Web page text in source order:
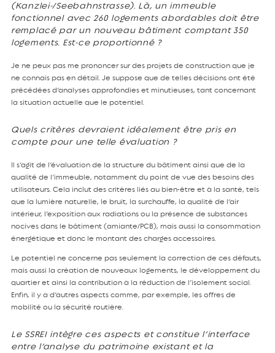
(Kanzlei-/Seebahnstrasse). Là, un immeuble
fonctionnel avec 260 logements abordables doit être
remplacé par un nouveau bâtiment comptant 350
logements. Est-ce proportionné ?
Je ne peux pas me prononcer sur des projets de construction que je
ne connais pas en détail. Je suppose que de telles décisions ont été
précédées d’analyses approfondies et minutieuses, tant concernant
la situation actuelle que le potentiel.
Quels critères devraient idéalement être pris en
compte pour une telle évaluation ?
Il s’agit de l’évaluation de la structure du bâtiment ainsi que de la
qualité de l’immeuble, notamment du point de vue des besoins des
utilisateurs. Cela inclut des critères liés au bien-être et à la santé, tels
que la lumière naturelle, le bruit, la surchauffe, la qualité de l’air
intérieur, l’exposition aux radiations ou la présence de substances
nocives dans le bâtiment (amiante/PCB), mais aussi la consommation
énergétique et donc le montant des charges accessoires.
Le potentiel ne concerne pas seulement la correction de ces défauts,
mais aussi la création de nouveaux logements, le développement du
quartier et ainsi la contribution à la réduction de l’isolement social.
Enfin, il y a d’autres aspects comme, par exemple, les offres de
mobilité ou la sécurité routière.
Le SSREI intègre ces aspects et constitue l’interface
entre l’analyse du patrimoine existant et la